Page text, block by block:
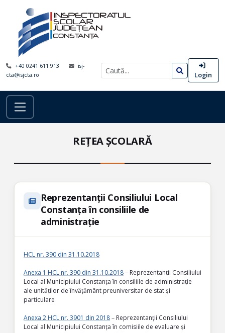
+40 0241 611 913
isj-
cta@isjcta.ro
Login
REȚEA ȘCOLARĂ
Reprezentanții Consiliului Local
Constanța în consiliile de
administrație
HCL nr. 390 din 31.10.2018
Anexa 1 HCL nr. 390 din 31.10.2018– Reprezentanții Consiliului
Local al Municipiului Constanța în consiliile de administrație
ale unităților de învățământ preuniversitar de stat și
particulare
Anexa 2 HCL nr. 3901 din 2018– Reprezentanții Consiliului
Local al Municipiului Constanța în comisiile de evaluare și